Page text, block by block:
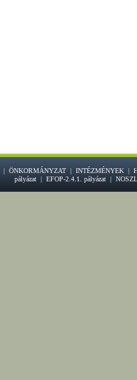
| ÖNKORMÁNYZAT | INTÉZMÉNYEK |
pályázat| EFOP-2.4.1. pályázat|